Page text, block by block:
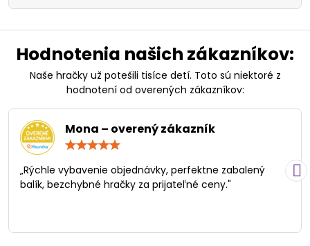
Hodnotenia našich zákazníkov:
Naše hračky už potešili tisíce detí. Toto sú niektoré z
hodnotení od overených zákazníkov:
Mona – overený zákazník
/
5
„Rýchle vybavenie objednávky, perfektne zabalený
balík, bezchybné hračky za prijateľné ceny."